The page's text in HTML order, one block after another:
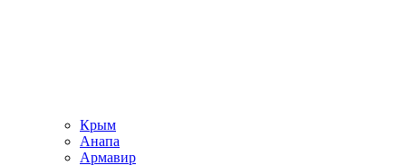
Крым
Анапа
Армавир